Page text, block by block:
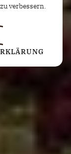
verbessern.
Diese
oder